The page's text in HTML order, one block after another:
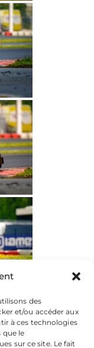
des
et/ou accéder aux
à ces technologies
que le
sur ce site. Le fait